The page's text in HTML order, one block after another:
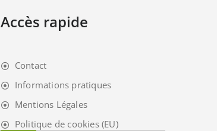
Accès rapide
Contact
Informations pratiques
Mentions Légales
Politique de cookies (EU)